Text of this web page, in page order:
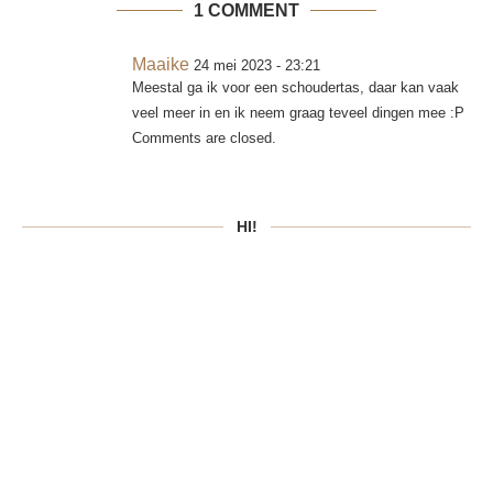
1 COMMENT
Maaike 24 mei 2023 - 23:21
Meestal ga ik voor een schoudertas, daar kan vaak
veel meer in en ik neem graag teveel dingen mee :P
Comments are closed.
HI!